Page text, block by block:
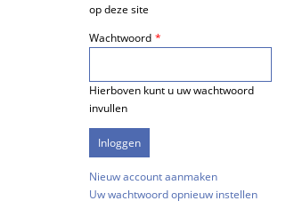
op deze site
Wachtwoord
Hierboven kunt u uw wachtwoord
invullen
Nieuw account aanmaken
Uw wachtwoord opnieuw instellen